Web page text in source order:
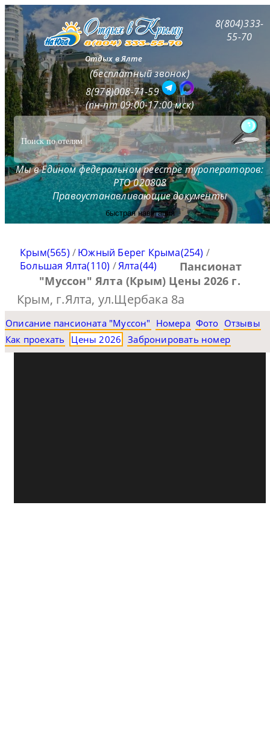
Отдых в Ялте
8(804)333-
55-70
(бесплатный звонок)
8(978)008-71-59
(пн-пт 09:00-17:00 мск)
Мы в Едином федеральном реестре туроператоров:
РТО 020808
Правоустанавливающие документы
быстрая навигация
Крым(565) /Южный Берег Крыма(254) /
Большая Ялта(110) /Ялта(44)
Пансионат
"Муссон" Ялта (Крым) Цены 2026 г.
Крым, г.Ялта, ул.Щербака 8а
Описание пансионата "Муссон" Номера Фото Отзывы
Как проехать
Цены 2026 Забронировать номер